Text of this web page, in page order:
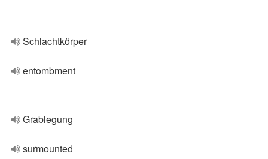
Schlachtkörper
entombment
Grablegung
surmounted